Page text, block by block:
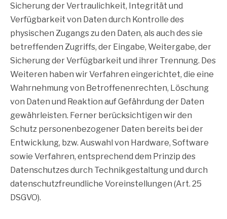
Sicherung der Vertraulichkeit, Integrität und
Verfügbarkeit von Daten durch Kontrolle des
physischen Zugangs zu den Daten, als auch des sie
betreffenden Zugriffs, der Eingabe, Weitergabe, der
Sicherung der Verfügbarkeit und ihrer Trennung. Des
Weiteren haben wir Verfahren eingerichtet, die eine
Wahrnehmung von Betroffenenrechten, Löschung
von Daten und Reaktion auf Gefährdung der Daten
gewährleisten. Ferner berücksichtigen wir den
Schutz personenbezogener Daten bereits bei der
Entwicklung, bzw. Auswahl von Hardware, Software
sowie Verfahren, entsprechend dem Prinzip des
Datenschutzes durch Technikgestaltung und durch
datenschutzfreundliche Voreinstellungen (Art. 25
DSGVO).